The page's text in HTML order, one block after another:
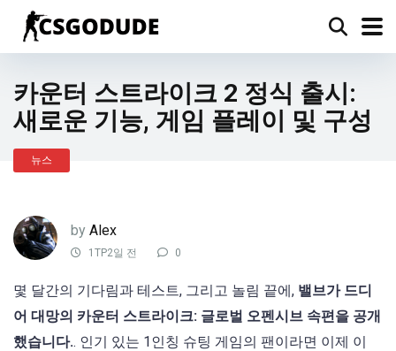
카운터 스트라이크 2 정식 출시:
새로운 기능, 게임 플레이 및 구성
뉴스
by Alex
1TP2일 전 0
몇 달간의 기다림과 테스트, 그리고 놀림 끝에, 밸브가 드디
어 대망의 카운터 스트라이크: 글로벌 오펜시브 속편을 공개
했습니다.. 인기 있는 1인칭 슈팅 게임의 팬이라면 이제 이